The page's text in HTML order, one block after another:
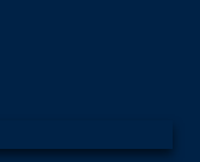
da Il